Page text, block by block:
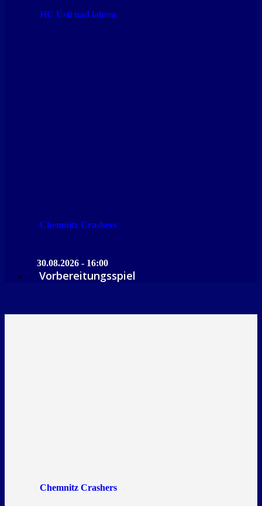
HC Ústí nad labem
Chemnitz Crashers
30.08.2026 - 16:00
Vorbereitungsspiel
Chemnitz Crashers